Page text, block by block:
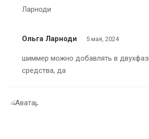
Ольга Ларноди 5 мая, 2024
шиммер можно добавлять в
средства, да